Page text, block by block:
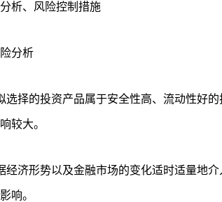
析、风险控制措施
分析
选择的投资产品属于安全性高、流动性好
较大。
经济形势以及金融市场的变化适时适量地
响。